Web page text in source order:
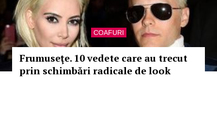
COAFURI
Frumuseţe. 10 vedete care au trecut
prin schimbări radicale de look